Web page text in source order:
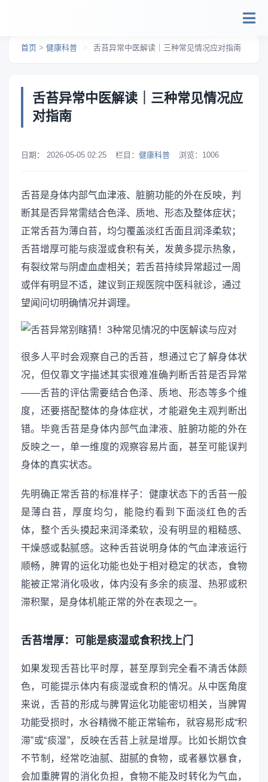
首页 > 健康科普 > 舌苔异常中医解读｜三种常见情况应对指南
舌苔异常中医解读｜三种常见情况应
对指南
日期： 2026-05-05 02:25 栏目： 健康科普 浏览： 1006
舌苔是身体内部气血津液、脏腑功能的外在反映，判
断其是否异常需结合色泽、质地、形态及整体症状；
正常舌苔为薄白苔，均匀覆盖淡红舌面且润泽柔软；
舌苔增厚可能与痰湿或食积有关，发黄多提示热象，
有裂纹常与阴虚血虚相关；若舌苔持续异常超过一周
或伴有明显不适，建议到正规医院中医科就诊，通过
望闻问切明确情况并调理。
很多人平时会观察自己的舌苔，想通过它了解身体状
况，但仅靠文字描述其实很难准确判断舌苔是否异常
——舌苔的评估需要结合色泽、质地、形态等多个维
度，还要搭配整体的身体症状，才能避免主观判断出
错。毕竟舌苔是身体内部气血津液、脏腑功能的外在
反映之一，单一维度的观察容易片面，甚至可能误判
身体的真实状态。
先明确正常舌苔的标准样子：健康状态下的舌苔一般
是薄白苔，厚度均匀，能隐约看到下面淡红色的舌
体，整个舌头摸起来润泽柔软，没有明显的粗糙感、
干燥感或黏腻感。这种舌苔说明身体的气血津液运行
顺畅，脾胃的运化功能也处于相对稳定的状态，食物
能被正常消化吸收，体内没有多余的痰湿、热邪或积
滞积聚，是身体机能正常的外在表现之一。
舌苔增厚：可能是痰湿或食积找上门
如果发现舌苔比平时厚，甚至厚到完全看不清舌体颜
色，可能提示体内有痰湿或食积的情况。从中医角度
来说，舌苔的形成与脾胃运化功能密切相关，当脾胃
功能受损时，水谷精微不能正常输布，就容易形成“积
滞”或“痰湿”，反映在舌苔上就是增厚。比如长期饮食
不节制，经常吃油腻、甜腻的食物，或者暴饮暴食，
会加重脾胃的消化负担，食物不能及时转化为气血，